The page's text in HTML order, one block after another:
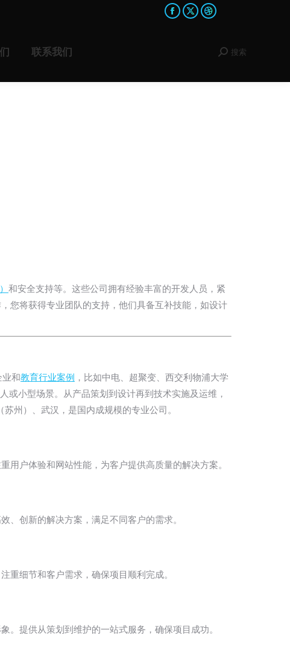
Facebook
new
X
new
Dribbble
opens
new
联系我们 Search:
搜索
和安全支持等。这些公司拥有经验丰富的开发人员，紧
您将获得专业团队的支持，他们具备互补技能，如设计
和教育行业案例 ，比如中电、超聚变、西交利物浦大学
或小型场景。从产品策划到设计再到技术实施及运维，
州）、武汉，是国内成规模的专业公司。
户体验和网站性能，为客户提供高质量的解决方案。
、创新的解决方案，满足不同客户的需求。
重细节和客户需求，确保项目顺利完成。
提供从策划到维护的一站式服务，确保项目成功。